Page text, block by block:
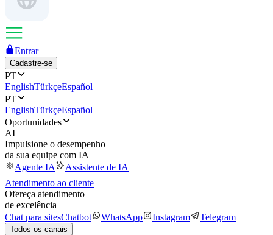
Entrar
Cadastre-se
PT
EnglishTürkçeEspañol
PT
EnglishTürkçeEspañol
Oportunidades
AI
Impulsione o desempenho
da sua equipe com IA
Agente IA
Assistente de IA
Atendimento ao cliente
Ofereça atendimento
de excelência
Chat para sitesChatbot WhatsApp Instagram Telegram
Todos os canais